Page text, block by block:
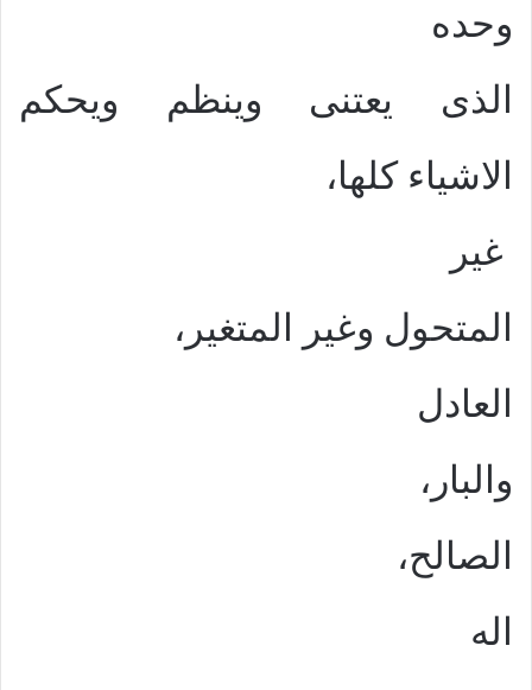
وحده
الذى يعتنى وينظم ويحكم
الاشياء كلها،
غير
المتحول وغير المتغير،
العادل
والبار،
الصالح،
اله